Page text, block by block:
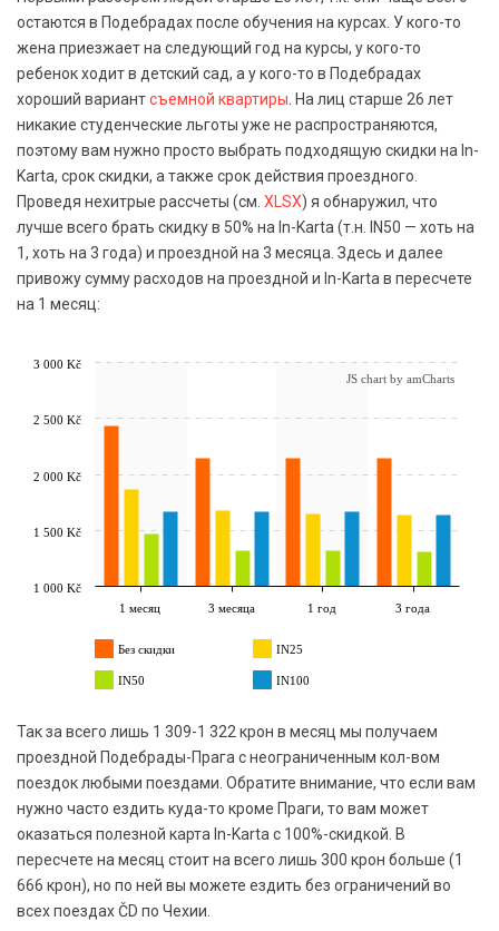
остаются в Подебрадах после обучения на курсах. У кого-то
жена приезжает на следующий год на курсы, у кого-то
ребенок ходит в детский сад, а у кого-то в Подебрадах
хороший вариантсъемной квартиры . На лиц старше 26 лет
никакие студенческие льготы уже не распространяются,
поэтому вам нужно просто выбрать подходящую скидки на In-
Karta, срок скидки, а также срок действия проездного.
Проведя нехитрые рассчеты (см. XLSX) я обнаружил, что
лучше всего брать скидку в 50% на In-Karta (т.н. IN50 — хоть на
1, хоть на 3 года) и проездной на 3 месяца. Здесь и далее
привожу сумму расходов на проездной и In-Karta в пересчете
на 1 месяц:
1 месяц 3 месяца 1 год 3 года
1 000 Kč
1 500 Kč
2 000 Kč
2 500 Kč
3 000 Kč
JS chart by amCharts
Без скидки IN25
IN50 IN100
Так за всего лишь 1 309-1 322 крон в месяц мы получаем
проездной Подебрады-Прага с неограниченным кол-вом
поездок любыми поездами. Обратите внимание, что если вам
нужно часто ездить куда-то кроме Праги, то вам может
оказаться полезной карта In-Karta с 100%-скидкой. В
пересчете на месяц стоит на всего лишь 300 крон больше (1
666 крон), но по ней вы можете ездить без ограничений во
всех поездах ČD по Чехии.